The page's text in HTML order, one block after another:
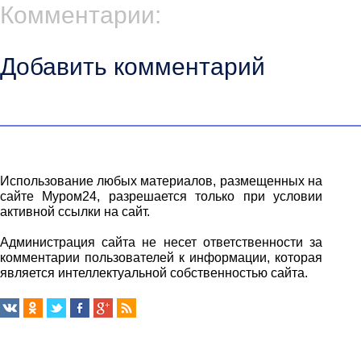
Комментарии:
Добавить комментарий
Использование любых материалов, размещенных на
сайте Муром24, разрешается только при условии
активной ссылки на сайт.
Администрация сайта не несет ответственности за
комментарии пользователей к информации, которая
является интеллектуальной собственностью сайта.